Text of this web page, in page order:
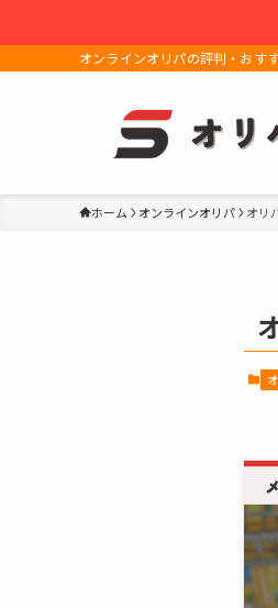
オンラインオリパの評判・おす
ホーム オンラインオリパ オリ